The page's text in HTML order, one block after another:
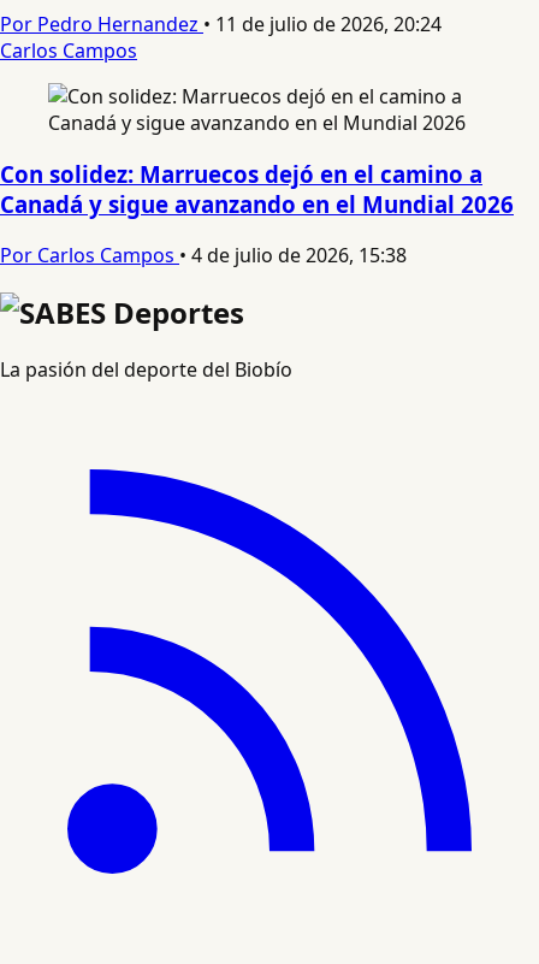
Por Pedro Hernandez • 11 de julio de 2026, 20:24
Carlos Campos
Con solidez: Marruecos dejó en el camino a
Canadá y sigue avanzando en el Mundial 2026
Por Carlos Campos • 4 de julio de 2026, 15:38
La pasión del deporte del Biobío